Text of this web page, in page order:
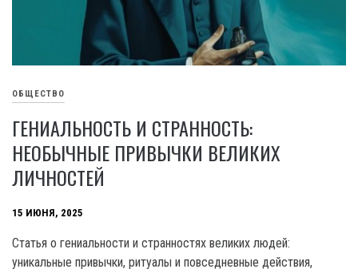
ОБЩЕСТВО
ГЕНИАЛЬНОСТЬ И СТРАННОСТЬ:
НЕОБЫЧНЫЕ ПРИВЫЧКИ ВЕЛИКИХ
ЛИЧНОСТЕЙ
15 ИЮНЯ, 2025
Статья о гениальности и странностях великих людей:
уникальные привычки, ритуалы и повседневные действия,